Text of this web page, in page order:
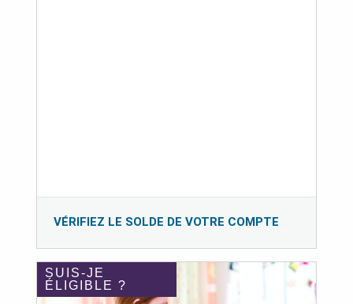
VÉRIFIEZ LE SOLDE DE VOTRE COMPTE
SUIS-JE
ÉLIGIBLE ?